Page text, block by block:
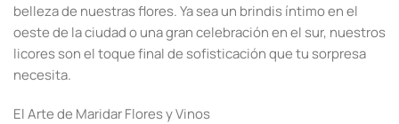
belleza de nuestras flores. Ya sea un brindis íntimo en el
oeste de la ciudad o una gran celebración en el sur, nuestros
licores son el toque final de sofisticación que tu sorpresa
necesita.
El Arte de Maridar Flores y Vinos